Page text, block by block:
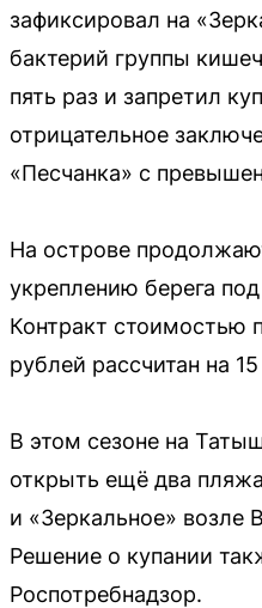
зафиксировал на
бактерий группы
пять раз и запретил
отрицательное
«Песчанка» с
На острове
укреплению берега
Контракт стоимостью
рублей рассчитан на
В этом сезоне на
открыть ещё два
и «Зеркальное» возле
Решение о купании
Роспотребнадзор.